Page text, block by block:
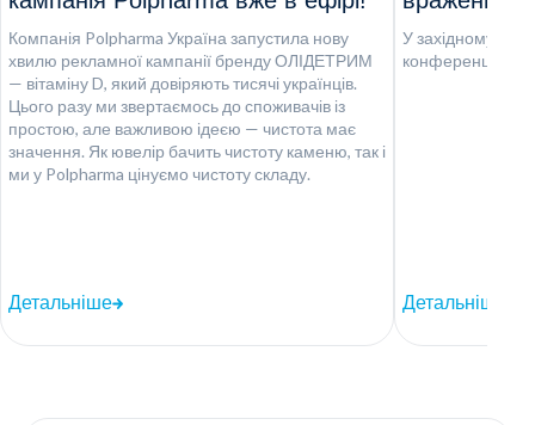
Компанія Polpharma Україна запустила нову
хвилю рекламної кампанії бренду ОЛІДЕТРИМ
— вітаміну D, який довіряють тисячі українців.
Цього разу ми звертаємось до споживачів із
простою, але важливою ідеєю — чистота має
значення. Як ювелір бачить чистоту каменю, так і
ми у Polpharma цінуємо чистоту складу.
Детальніше
У західному
конференція
Детальніше